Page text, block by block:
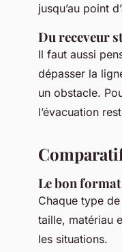
jusqu’au point
Du receveur
Il faut aussi
dépasser la
un obstacle.
l’évacuation
Le bon
Chaque type
taille, matériau
les situations.